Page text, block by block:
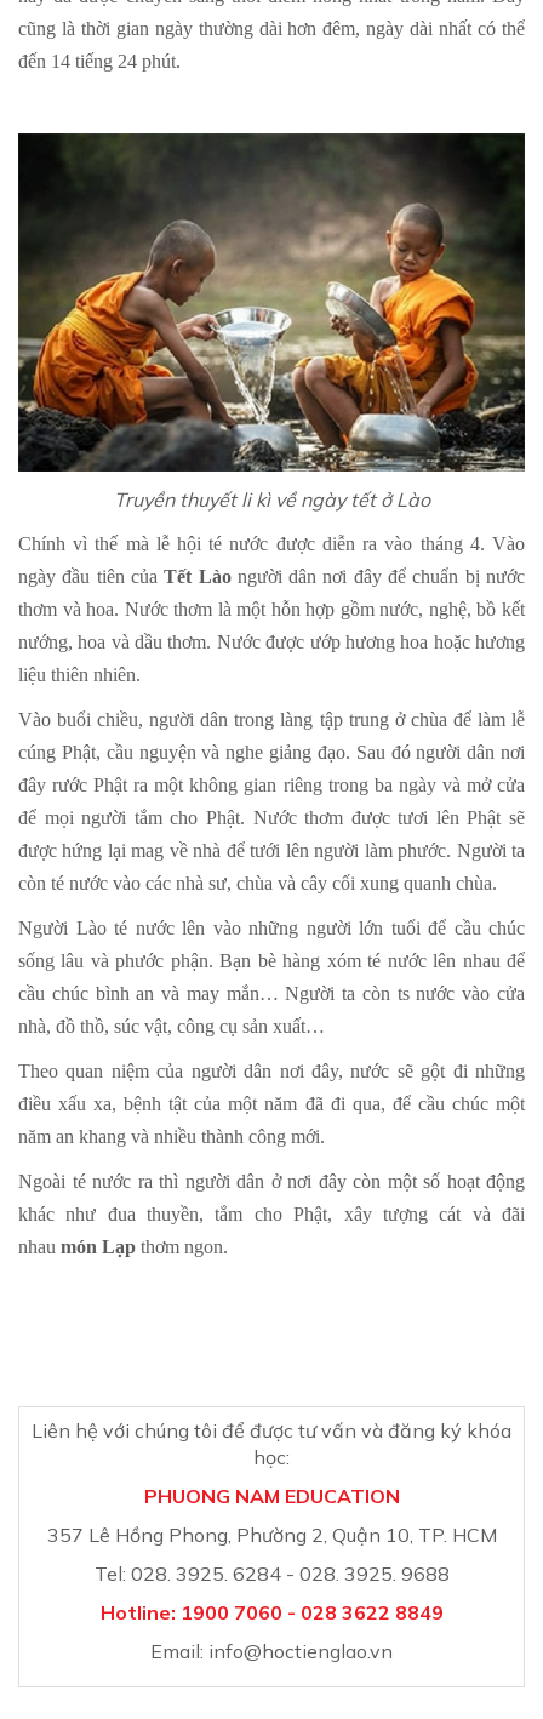
cũng là thời gian ngày thường dài hơn đêm, ngày dài nhất có thể
đến 14 tiếng 24 phút.
Truyền thuyết li kì về ngày tết ở Lào
Chính vì thế mà lễ hội té nước được diễn ra vào tháng 4. Vào
ngày đầu tiên củaTết Làongười dân nơi đây để chuẩn bị nước
thơm và hoa. Nước thơm là một hỗn hợp gồm nước, nghệ, bồ kết
nướng, hoa và dầu thơm. Nước được ướp hương hoa hoặc hương
liệu thiên nhiên.
Vào buổi chiều, người dân trong làng tập trung ở chùa để làm lễ
cúng Phật, cầu nguyện và nghe giảng đạo. Sau đó người dân nơi
đây rước Phật ra một không gian riêng trong ba ngày và mở cửa
để mọi người tắm cho Phật. Nước thơm được tươi lên Phật sẽ
được hứng lại mag về nhà để tưới lên người làm phước. Người ta
còn té nước vào các nhà sư, chùa và cây cối xung quanh chùa.
Người Lào té nước lên vào những người lớn tuổi để cầu chúc
sống lâu và phước phận. Bạn bè hàng xóm té nước lên nhau để
cầu chúc bình an và may mắn… Người ta còn ts nước vào cửa
nhà, đồ thồ, súc vật, công cụ sản xuất…
Theo quan niệm của người dân nơi đây, nước sẽ gột đi những
điều xấu xa, bệnh tật của một năm đã đi qua, để cầu chúc một
năm an khang và nhiều thành công mới.
Ngoài té nước ra thì người dân ở nơi đây còn một số hoạt động
khác như đua thuyền, tắm cho Phật, xây tượng cát và đãi
nhau món Lạp thơm ngon.
Liên hệ với chúng tôi để được tư vấn và đăng ký khóa
học:
PHUONG NAM EDUCATION
357 Lê Hồng Phong, Phường 2, Quận 10, TP. HCM
Tel: 028. 3925. 6284 - 028. 3925. 9688
Hotline: 1900 7060 - 028 3622 8849
Email: info@hoctienglao.vn